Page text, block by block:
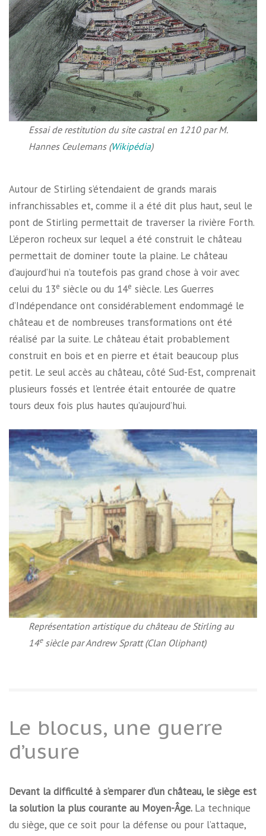
Essai de restitution du site castral en 1210 par M.
Hannes Ceulemans (Wikipédia)
Autour de Stirling s’étendaient de grands marais
infranchissables et, comme il a été dit plus haut, seul le
pont de Stirling permettait de traverser la rivière Forth.
L’éperon rocheux sur lequel a été construit le château
permettait de dominer toute la plaine. Le château
d’aujourd’hui n’a toutefois pas grand chose à voir avec
celui du 13e siècle ou du 14e siècle. Les Guerres
d’Indépendance ont considérablement endommagé le
château et de nombreuses transformations ont été
réalisé par la suite. Le château était probablement
construit en bois et en pierre et était beaucoup plus
petit. Le seul accès au château, côté Sud-Est, comprenait
plusieurs fossés et l’entrée était entourée de quatre
tours deux fois plus hautes qu’aujourd’hui.
Représentation artistique du château de Stirling au
14esiècle par Andrew Spratt (Clan Oliphant)
Le blocus, une guerre
d’usure
Devant la difficulté à s’emparer d’un château, le siège est
la solution la plus courante au Moyen-Âge. La technique
du siège, que ce soit pour la défense ou pour l’attaque,